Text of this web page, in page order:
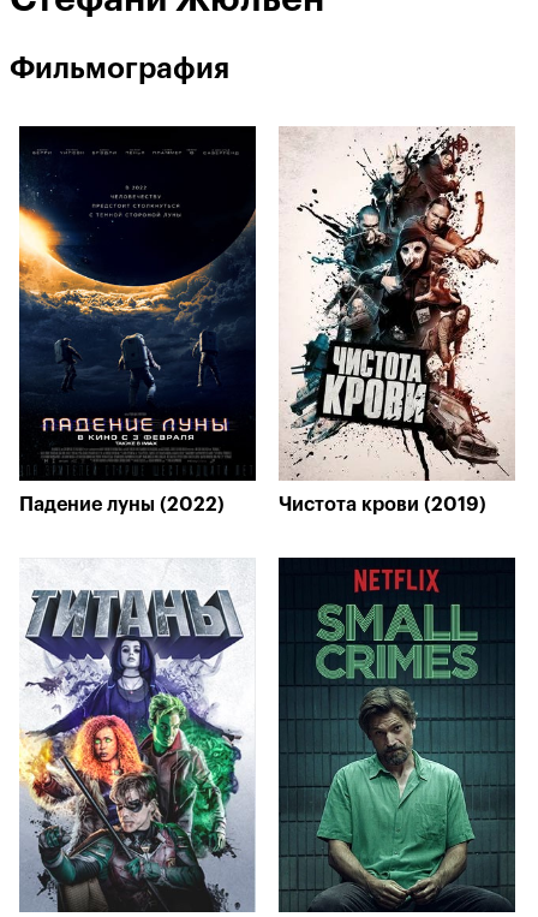
Фильмография
Падение луны (2022) Чистота крови (2019)